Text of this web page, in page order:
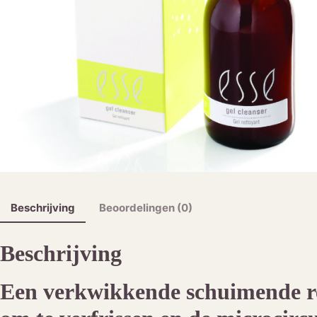
Beschrijving Beoordelingen (0)
Beschrijving
Een verkwikkende schuimende